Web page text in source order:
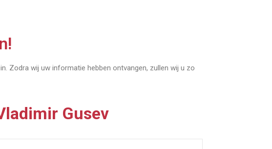
Zodra wij uw informatie hebben ontvangen, zullen wij u zo
Gusev